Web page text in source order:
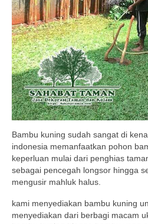
Bambu kuning sudah sangat di
indonesia memanfaatkan pohon
keperluan mulai dari penghias
sebagai pencegah longsor hingga
mengusir mahluk halus.
kami menyediakan bambu kuning
menyediakan dari berbagi macam